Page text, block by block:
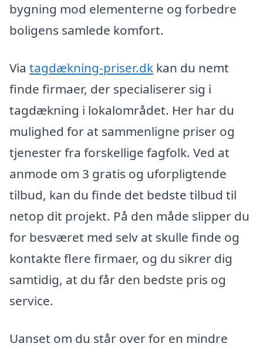
bygning mod elementerne og forbedre
boligens samlede komfort.
Via tagdækning-priser.dk kan du nemt
finde firmaer, der specialiserer sig i
tagdækning i lokalområdet. Her har du
mulighed for at sammenligne priser og
tjenester fra forskellige fagfolk. Ved at
anmode om 3 gratis og uforpligtende
tilbud, kan du finde det bedste tilbud til
netop dit projekt. På den måde slipper du
for besværet med selv at skulle finde og
kontakte flere firmaer, og du sikrer dig
samtidig, at du får den bedste pris og
service.
Uanset om du står over for en mindre